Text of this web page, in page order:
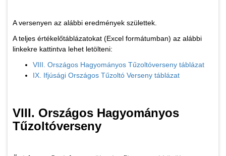
A versenyen az alábbi eredmények születtek.
A teljes értékelőtáblázatokat (Excel formátumban) az alábbi
linkekre kattintva lehet letölteni:
VIII. Országos Hagyományos Tűzoltóverseny táblázat
IX. Ifjúsági Országos Tűzoltó Verseny táblázat
VIII. Országos Hagyományos
Tűzoltóverseny